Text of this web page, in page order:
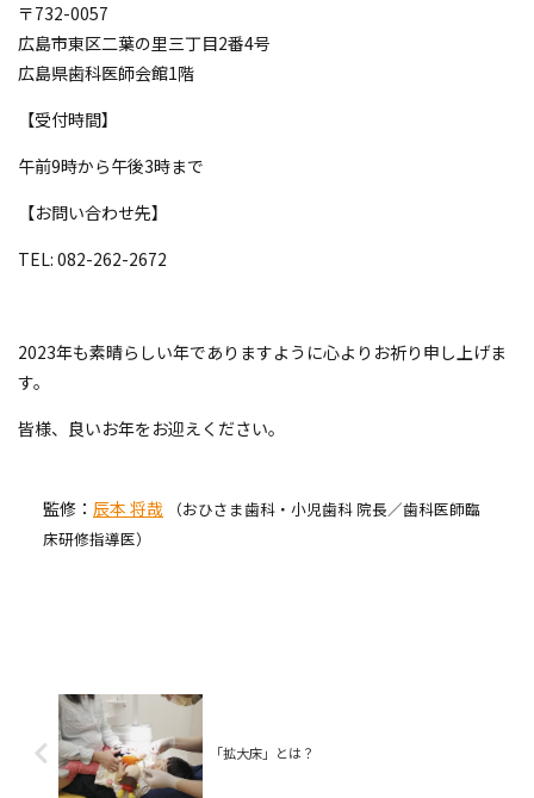
〒732-0057
広島市東区二葉の里三丁目2番4号
広島県歯科医師会館1階
【受付時間】
午前9時から午後3時まで
【お問い合わせ先】
TEL: 082-262-2672
2023年も素晴らしい年でありますように心よりお祈り申し上げま
す。
皆様、良いお年をお迎えください。
監修： 辰本 将哉
（おひさま歯科・小児歯科 院長／歯科医師臨
床研修指導医）
「拡大床」とは？